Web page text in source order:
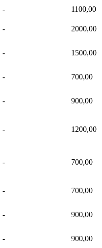
-
1100,00
-
2000,00
- 1500,00
-
700,00
- 900,00
- 1200,00
- 700,00
-
700,00
- 900,00
-
900,00